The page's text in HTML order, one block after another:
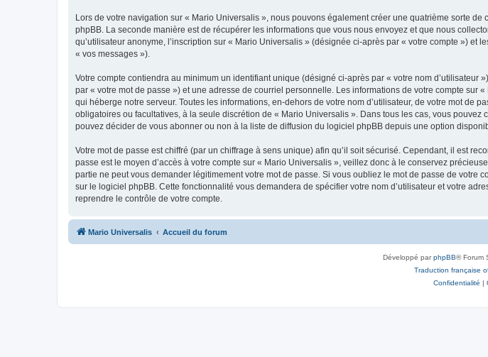
Lors de votre navigation sur « Mario Universalis », nous pouvons également créer une quatrième sorte
phpBB. La seconde manière est de récupérer les informations que vous nous envoyez et que nous
qu’utilisateur anonyme, l’inscription sur « Mario Universalis » (désignée ci-après par « votre compte »)
« vos messages »).
Votre compte contiendra au minimum un identifiant unique (désigné ci-après par « votre nom
par « votre mot de passe ») et une adresse de courriel personnelle. Les informations de votre compte
qui héberge notre serveur. Toutes les informations, en-dehors de votre nom d’utilisateur, de votre mot de
obligatoires ou facultatives, à la seule discrétion de « Mario Universalis ». Dans tous les cas, vous
pouvez décider de vous abonner ou non à la liste de diffusion du logiciel phpBB depuis une option
Votre mot de passe est chiffré (par un chiffrage à sens unique) afin qu’il soit sécurisé. Cependant, il est
passe est le moyen d’accès à votre compte sur « Mario Universalis », veillez donc à le conservez
partie ne peut vous demander légitimement votre mot de passe. Si vous oubliez le mot de passe de votre
sur le logiciel phpBB. Cette fonctionnalité vous demandera de spécifier votre nom d’utilisateur et votre
reprendre le contrôle de votre compte.
Mario Universalis Accueil du forum
Développé parphpBB® Forum
Traduction française
Confidentialité |